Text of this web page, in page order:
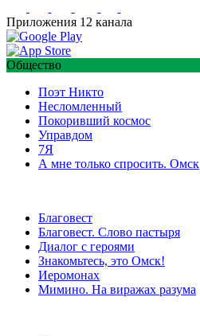
Приложения 12 канала
Общество
Поэт Никто
Несломленный
Покоривший космос
Управдом
7Я
А мне только спросить. Омск
Благовест
Благовест. Слово пастыря
Диалог с героями
Знакомьтесь, это Омск!
Иеромонах
Мимино. На виражах разума